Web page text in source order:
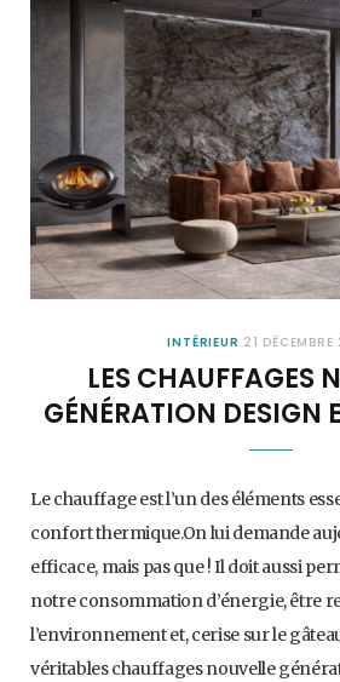
INTÉRIEUR 21
LES CHAUFFAGES
GÉNÉRATION DESIGN
Le chauffage est l’un des éléments
confort thermique.On lui demande
efficace, mais pas que ! Il doit aussi
notre consommation d’énergie, être
l’environnement et, cerise sur le
véritables chauffages nouvelle